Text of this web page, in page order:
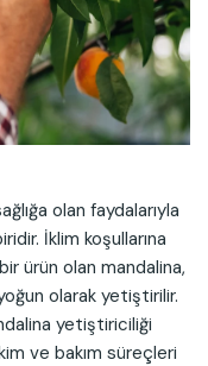
olan faydalarıyla
İklim koşullarına
ürün olan mandalina,
olarak yetiştirilir.
yetiştiriciliği
ve bakım süreçleri